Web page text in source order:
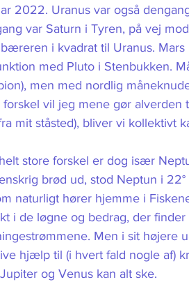
2022. Uranus var også
var Saturn i Tyren, på vej
i kvadrat til Uranus.
med Pluto i Stenbukken.
men med nordlig
forskel vil jeg mene gør
mit ståsted), bliver vi kollektivt
store forskel er dog især
brød ud, stod Neptun i
naturligt hører hjemme i
i de løgne og bedrag, der
Men i sit højere
hjælp til (i hvert fald nogle af)
og Venus kan alt ske.